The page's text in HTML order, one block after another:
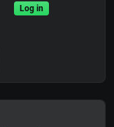
Log in